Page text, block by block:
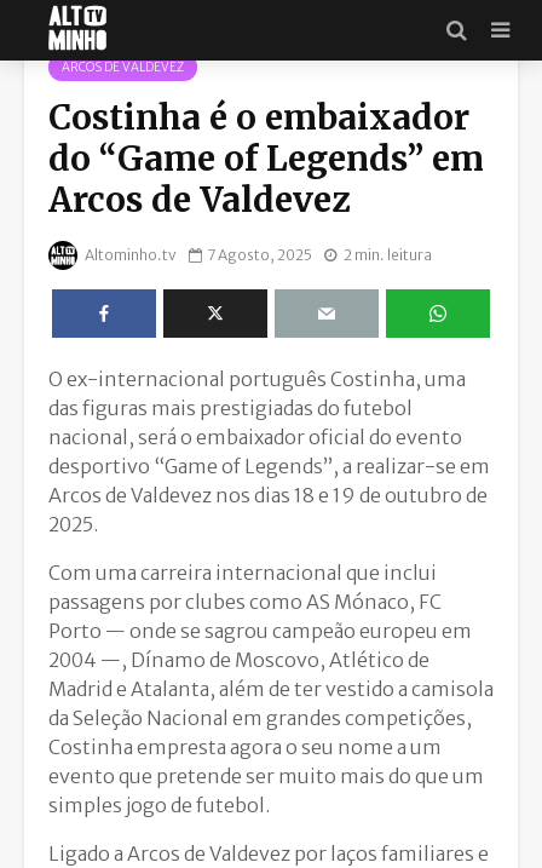
ARCOS DE VALDEVEZ
Costinha é o embaixador
do “Game of Legends” em
Arcos de Valdevez
Altominho.tv 7 Agosto, 2025 2 min. leitura
O ex-internacional português Costinha, uma
das figuras mais prestigiadas do futebol
nacional, será o embaixador oficial do evento
desportivo “Game of Legends”, a realizar-se em
Arcos de Valdevez nos dias 18 e 19 de outubro de
2025.
Com uma carreira internacional que inclui
passagens por clubes como AS Mónaco, FC
Porto — onde se sagrou campeão europeu em
2004 —, Dínamo de Moscovo, Atlético de
Madrid e Atalanta, além de ter vestido a camisola
da Seleção Nacional em grandes competições,
Costinha empresta agora o seu nome a um
evento que pretende ser muito mais do que um
simples jogo de futebol.
Ligado a Arcos de Valdevez por laços familiares e